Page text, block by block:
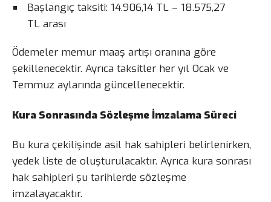
Başlangıç taksiti: 14.906,14 TL – 18.575,27
TL arası
Ödemeler memur maaş artışı oranına göre
şekillenecektir. Ayrıca taksitler her yıl Ocak ve
Temmuz aylarında güncellenecektir.
Kura Sonrasında Sözleşme İmzalama Süreci
Bu kura çekilişinde asil hak sahipleri belirlenirken,
yedek liste de oluşturulacaktır. Ayrıca kura sonrası
hak sahipleri şu tarihlerde sözleşme
imzalayacaktır.